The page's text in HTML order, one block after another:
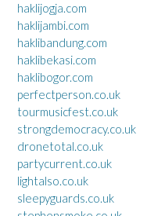
haklijogja.com
haklijambi.com
haklibandung.com
haklibekasi.com
haklibogor.com
perfectperson.co.uk
tourmusicfest.co.uk
strongdemocracy.co.uk
dronetotal.co.uk
partycurrent.co.uk
lightalso.co.uk
sleepyguards.co.uk